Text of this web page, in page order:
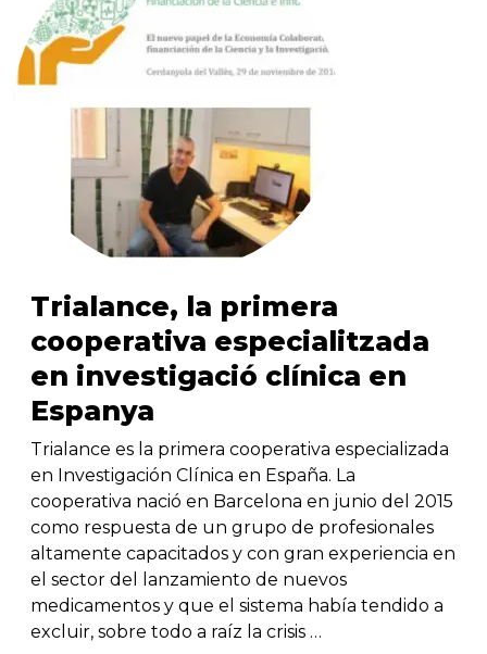
Trialance, la primera
cooperativa especialitzada
en investigació clínica en
Espanya
Trialance es la primera cooperativa especializada
en Investigación Clínica en España. La
cooperativa nació en Barcelona en junio del 2015
como respuesta de un grupo de profesionales
altamente capacitados y con gran experiencia en
el sector del lanzamiento de nuevos
medicamentos y que el sistema había tendido a
excluir, sobre todo a raíz la crisis …